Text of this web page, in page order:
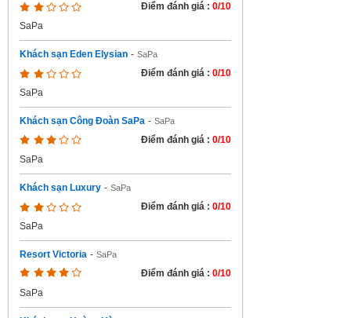
Điểm đánh giá : 0/10
SaPa
Khách sạn Eden Elysian - SaPa
Điểm đánh giá : 0/10
SaPa
Khách sạn Công Đoàn SaPa - SaPa
Điểm đánh giá : 0/10
SaPa
Khách sạn Luxury - SaPa
Điểm đánh giá : 0/10
SaPa
Resort Victoria - SaPa
Điểm đánh giá : 0/10
SaPa